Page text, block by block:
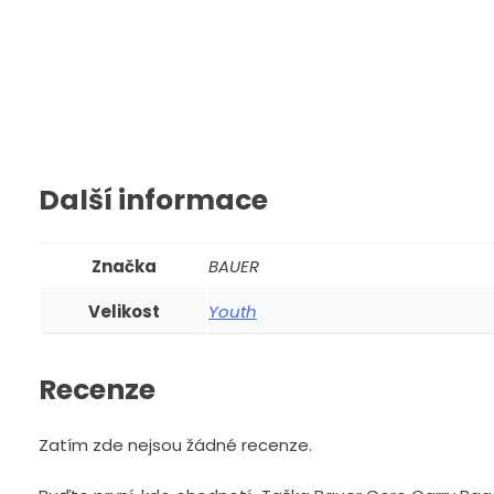
Zobrazit
Další informace
Značka
BAUER
Velikost
Youth
Recenze
Zatím zde nejsou žádné recenze.